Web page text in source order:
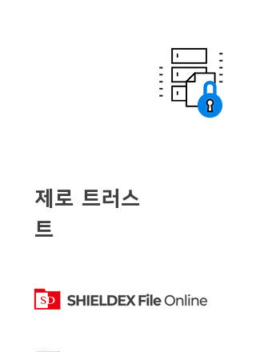
제로 트러스
트